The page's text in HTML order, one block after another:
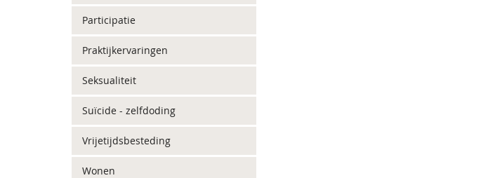
Participatie
Praktijkervaringen
Seksualiteit
Suïcide - zelfdoding
Vrijetijdsbesteding
Wonen